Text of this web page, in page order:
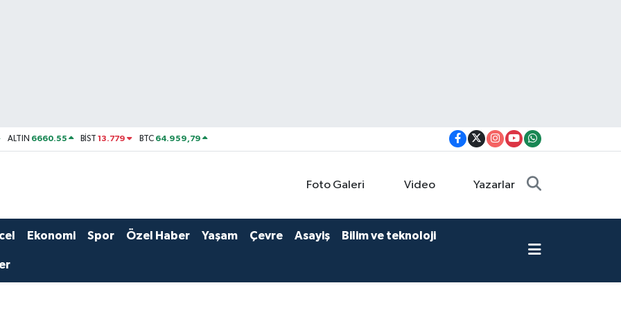
ALTIN 6660.55 BİST13.779 BTC 64.959,79
Foto Galeri Video Yazarlar
Ekonomi Spor Özel Haber Yaşam Çevre Asayiş Bilim ve teknoloji